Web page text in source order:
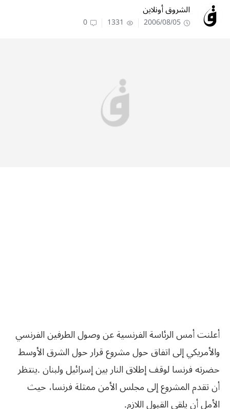
الشروق أونلاين
2006/08/05
1331
0
أعلنت‮ ‬أمس‮ ‬الرئاسة‮ ‬الفرنسية‮ ‬عن‮ ‬وصول‮ ‬الطرفين‮ ‬الفرنسي‮
‬والأمريكي‮ ‬إلى‮ ‬اتفاق‮ ‬حول‮ ‬مشروع‮ ‬قرار‮ ‬حول‮ ‬الشرق‮ ‬الأوسط‮
‬حضرته‮ ‬فرنسا‮ ‬لوقف‮ ‬إطلاق‮ ‬النار‮ ‬بين‮ ‬إسرائيل‮ ‬ولبنان‮ .‬ينتظر‮
‬أن‮ ‬تقدم‮ ‬المشروع‮ ‬إلى‮ ‬مجلس‮ ‬الأمن‮ ‬ممثلة‮ ‬فرنسا،‮ ‬حيث‮
‬الأمل‮ ‬أن‮ ‬يلقى‮ ‬القبول‮ ‬اللازم‮.‬